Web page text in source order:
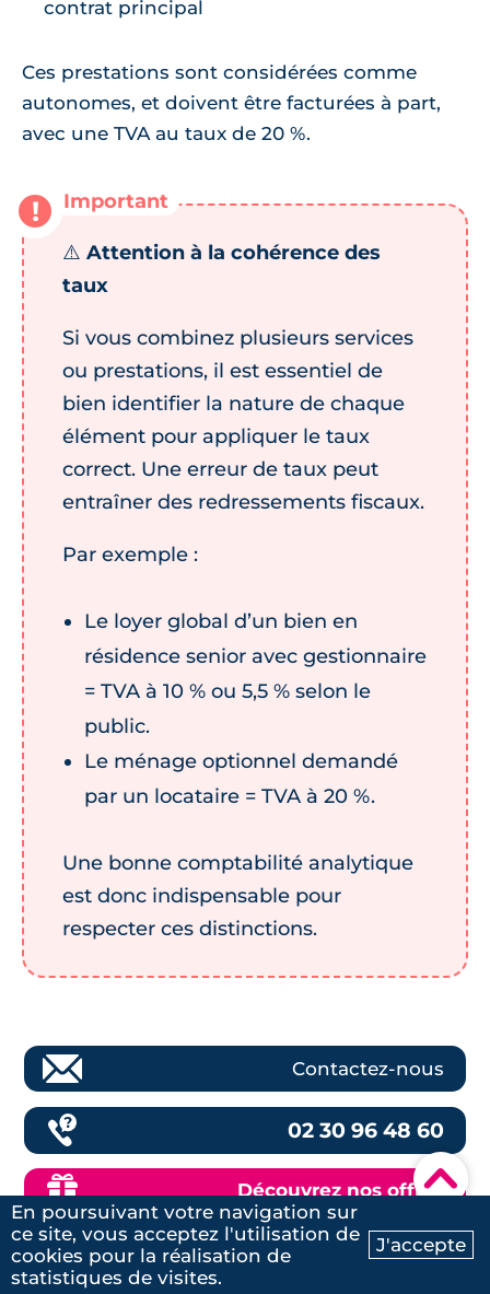
Ma recherche Contactez-nous
▾
contrat principal
Ces prestations sont considérées comme
autonomes, et doivent être facturées à part,
avec une TVA au taux de 20 %.
⚠️ Attention à la cohérence des
taux
Si vous combinez plusieurs services
ou prestations, il est essentiel de
bien identifier la nature de chaque
élément pour appliquer le taux
correct. Une erreur de taux peut
entraîner des redressements fiscaux.
Par exemple :
Le loyer global d’un bien en
résidence senior avec gestionnaire
= TVA à 10 % ou 5,5 % selon le
public.
Le ménage optionnel demandé
par un locataire = TVA à 20 %.
Une bonne comptabilité analytique
est donc indispensable pour
respecter ces distinctions.
Contactez-nous
02 30 96 48 60
Découvrez nos offres
Démarches pour récupérer la
En poursuivant votre navigation sur
ce site, vous acceptez l'utilisation de
cookies pour la réalisation de
statistiques de visites.
J'accepte